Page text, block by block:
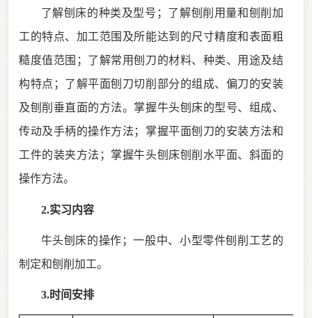
了解刨床的种类及型号；了解刨削用量和刨削加
工的特点、加工范围及所能达到的尺寸精度和表面粗
糙度值范围；了解常用刨刀的材料、种类、用途及结
构特点；了解平面刨刀切削部分的组成、偏刀的安装
及刨削垂直面的方法。掌握牛头刨床的型号、组成、
传动及手柄的操作方法；掌握平面刨刀的安装方法和
工件的装夹方法；掌握牛头刨床刨削水平面、斜面的
操作方法。
2.实习内容
牛头刨床的操作；一般中、小型零件刨削工艺的
制定和刨削加工。
3.时间安排